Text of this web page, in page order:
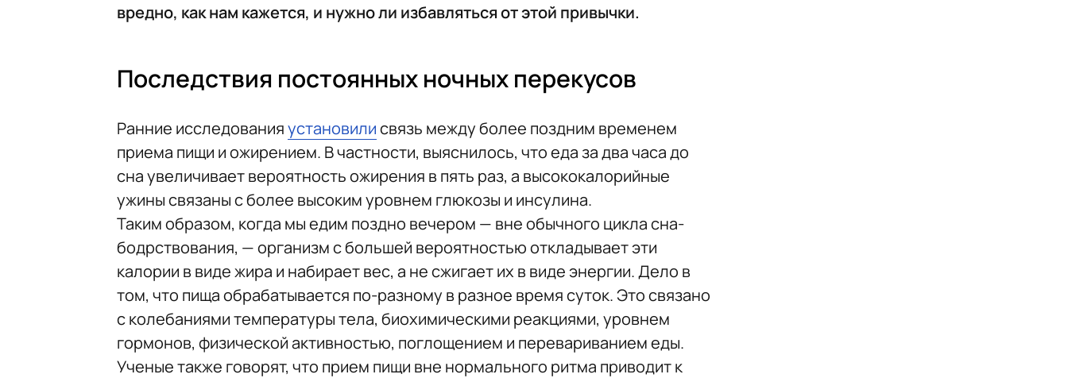
вредно, как нам кажется, и нужно ли избавляться от этой привычки.
Последствия постоянных ночных перекусов
Ранние исследованияустановилисвязь между более поздним временем
приема пищи и ожирением. В частности, выяснилось, что еда за два часа до
сна увеличивает вероятность ожирения в пять раз, а высококалорийные
ужины связаны с более высоким уровнем глюкозы и инсулина.
Таким образом, когда мы едим поздно вечером — вне обычного цикла сна-
бодрствования, — организм с большей вероятностью откладывает эти
калории в виде жира и набирает вес, а не сжигает их в виде энергии. Дело в
том, что пища обрабатывается по-разному в разное время суток. Это связано
с колебаниями температуры тела, биохимическими реакциями, уровнем
гормонов, физической активностью, поглощением и перевариванием еды.
Ученые также говорят, что прием пищи вне нормального ритма приводит к